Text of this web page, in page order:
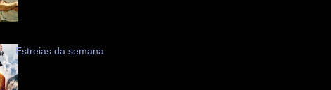
Estreias da semana